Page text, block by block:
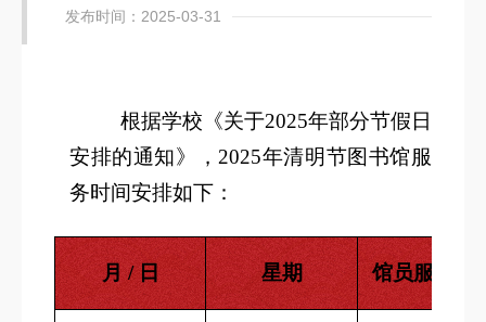
发布时间：2025-03-31
根据学校《关于2025年部分节假日
安排的通知》，2025年清明节图书馆服
务时间安排如下：
月 / 日 星期 馆员服务时